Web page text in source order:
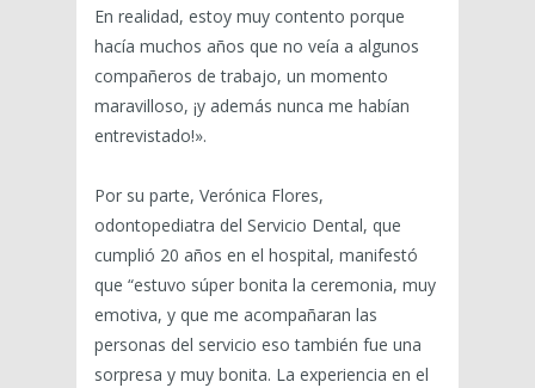
En realidad, estoy muy contento porque
hacía muchos años que no veía a algunos
compañeros de trabajo, un momento
maravilloso, ¡y además nunca me habían
entrevistado!».
Por su parte, Verónica Flores,
odontopediatra del Servicio Dental, que
cumplió 20 años en el hospital, manifestó
que “estuvo súper bonita la ceremonia, muy
emotiva, y que me acompañaran las
personas del servicio eso también fue una
sorpresa y muy bonita. La experiencia en el